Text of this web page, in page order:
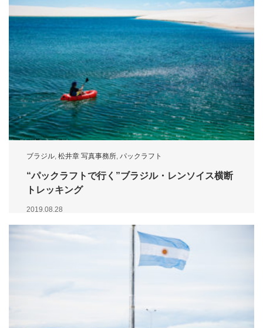
ブラジル, 松井章 写真事務所, パックラフト
“パックラフトで行く”ブラジル・レンソイス横断
トレッキング
2019.08.28